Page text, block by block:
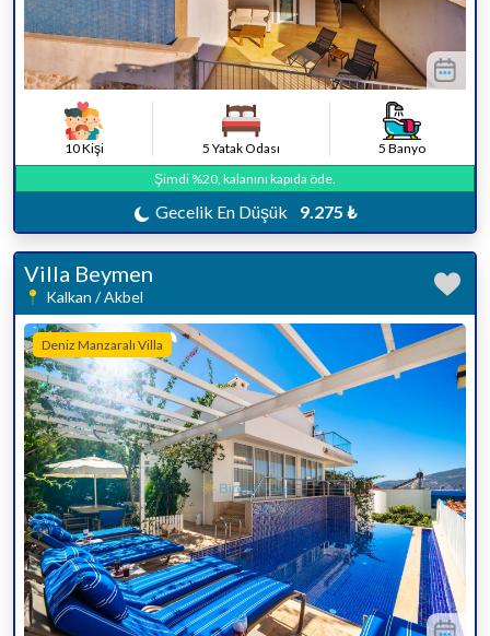
10 Kişi 5 Yatak Odası
5 Banyo
Şimdi %20, kalanını kapıda öde.
Gecelik En Düşük 9.275 ₺
Villa Beymen
Kalkan / Akbel
Deniz Manzaralı Villa